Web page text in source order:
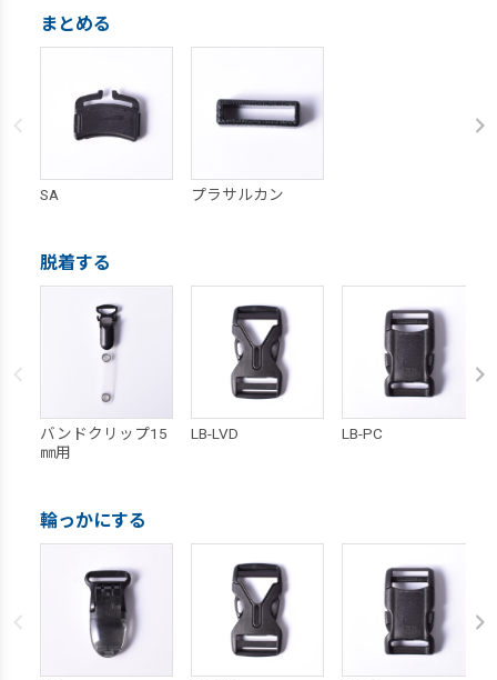
まとめる
SA プラサルカン
脱着する
バンドクリップ15
㎜用
LB-LVD LB-PC
輪っかにする